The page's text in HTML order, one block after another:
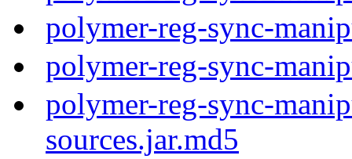
polymer-reg-sync-
polymer-reg-sync-
polymer-reg-sync-
sources.jar.md5